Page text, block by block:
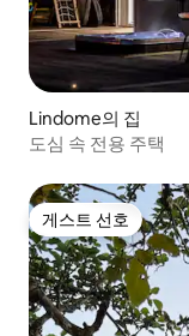
Lindome의 집
도심 속 전용 주택
게스트 선호
게스트 선호